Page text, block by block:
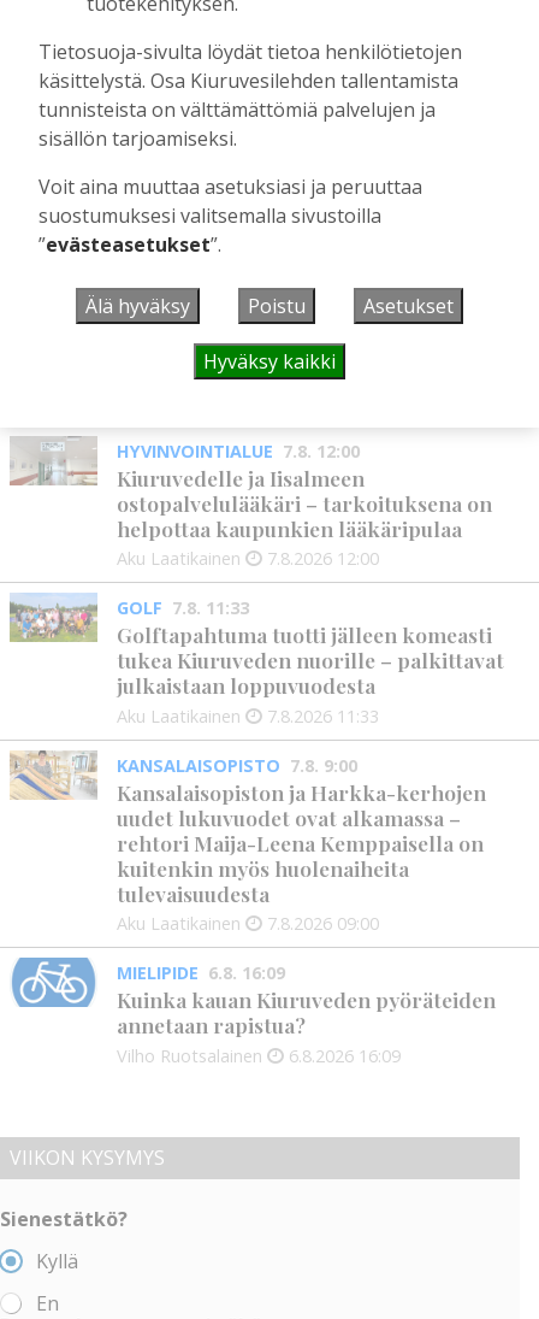
Mikko Remes täyttää 50 vuotta – vaikka
villitystäkin on havaittavissa, sanoo
syntymäpäiväsankari oppineensa myös
hölläämään vauhtia
Tilaajille
Aku Laatikainen 5.8.2026
MIELIPIDE 7.8. 12:26
Terveisiä eduskuntaan
HYVINVOINTIALUE 7.8. 12:00
Kiuruvedelle ja Iisalmeen
ostopalvelulääkäri – tarkoituksena on
helpottaa kaupunkien lääkäripulaa
Aku Laatikainen 7.8.2026 12:00
GOLF 7.8. 11:33
Golftapahtuma tuotti jälleen komeasti
tukea Kiuruveden nuorille – palkittavat
julkaistaan loppuvuodesta
Aku Laatikainen 7.8.2026 11:33
KANSALAISOPISTO 7.8. 9:00
Kansalaisopiston ja Harkka-kerhojen
uudet lukuvuodet ovat alkamassa –
rehtori Maija-Leena Kemppaisella on
kuitenkin myös huolenaiheita
tulevaisuudesta
Aku Laatikainen 7.8.2026 09:00
MIELIPIDE 6.8. 16:09
Kuinka kauan Kiuruveden pyöräteiden
annetaan rapistua?
Vilho Ruotsalainen 6.8.2026 16:09
VIIKON KYSYMYS
Sienestätkö?
Kyllä
En
Tietosuoja-sivulta löydät tietoa henkilötietojen
käsittelystä. Osa Kiuruvesilehden tallentamista
tunnisteista on välttämättömiä palvelujen ja
sisällön tarjoamiseksi.
Voit aina muuttaa asetuksiasi ja peruuttaa
suostumuksesi valitsemalla sivustoilla
”evästeasetukset”.
Älä hyväksy Poistu Asetukset
Hyväksy kaikki